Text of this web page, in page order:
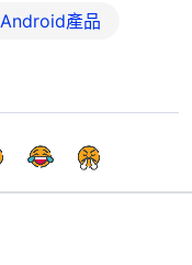
Android產品